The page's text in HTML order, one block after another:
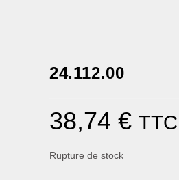
24.112.00
38,74 € TTC
Rupture de stock